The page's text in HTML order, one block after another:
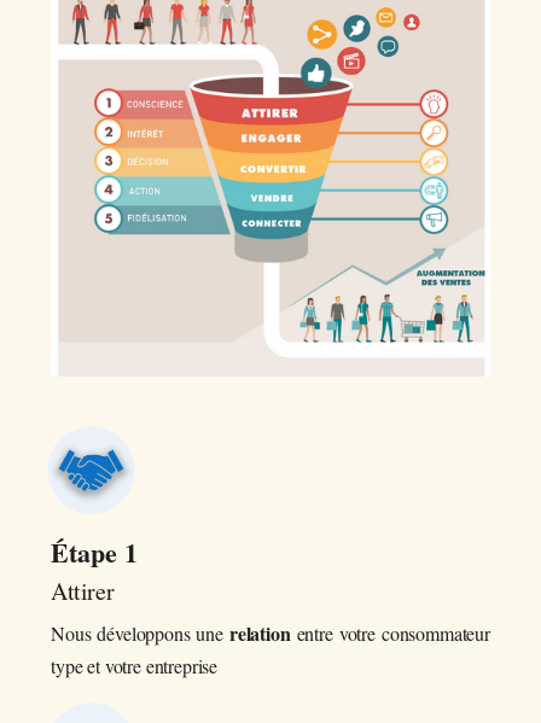
Étape 1
Attirer
Nous développons une relation entre votre consommateur
type et votre entreprise